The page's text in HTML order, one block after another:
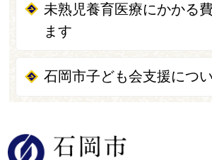
未熟児養育医療にかかる
ます
石岡市子ども会支援につ